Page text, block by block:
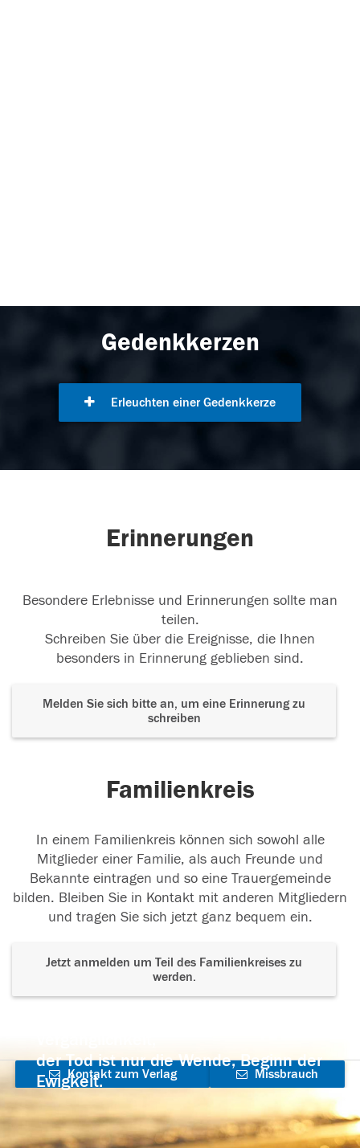
Gedenkkerzen
Erleuchten einer Gedenkkerze
Erinnerungen
Besondere Erlebnisse und Erinnerungen sollte man
teilen.
Schreiben Sie über die Ereignisse, die Ihnen
besonders in Erinnerung geblieben sind.
Melden Sie sich bitte an, um eine Erinnerung zu
schreiben
Familienkreis
In einem Familienkreis können sich sowohl alle
Mitglieder einer Familie, als auch Freunde und
Bekannte eintragen und so eine Trauergemeinde
bilden. Bleiben Sie in Kontakt mit anderen Mitgliedern
und tragen Sie sich jetzt ganz bequem ein.
Jetzt anmelden um Teil des Familienkreises zu
werden.
der Tod ist nur die Wende, Beginn der
Ewigkeit.
Kontakt zum Verlag
aufnehmen
Missbrauch